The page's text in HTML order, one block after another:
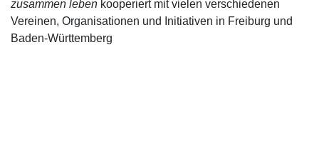
zusammen leben kooperiert mit vielen verschiedenen
Vereinen, Organisationen und Initiativen in Freiburg und
Baden-Württemberg